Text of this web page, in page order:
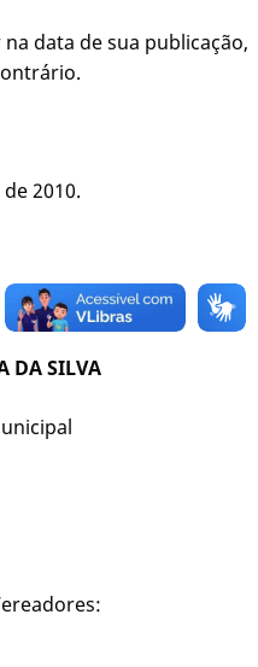
data de sua publicação,
2010.
DA SILVA